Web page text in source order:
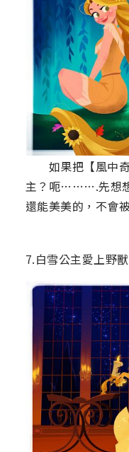
如果把【風中奇
主？呃……….先想
還能美美的，不會
7.白雪公主愛上野